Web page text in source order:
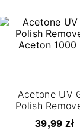
Acetone UV
Polish
Aceton 1000
39,99 zł